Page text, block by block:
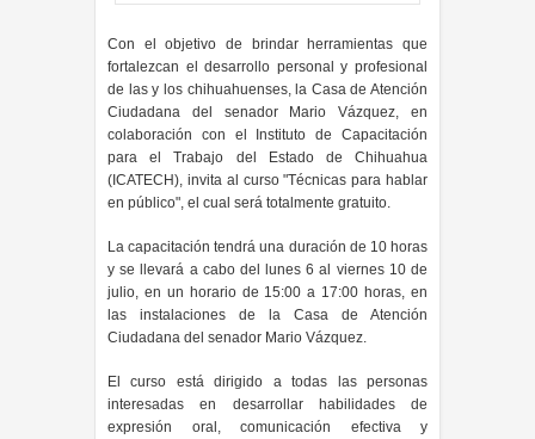
Con el objetivo de brindar herramientas que
fortalezcan el desarrollo personal y profesional
de las y los chihuahuenses, la Casa de Atención
Ciudadana del senador Mario Vázquez, en
colaboración con el Instituto de Capacitación
para el Trabajo del Estado de Chihuahua
(ICATECH), invita al curso "Técnicas para hablar
en público", el cual será totalmente gratuito.
La capacitación tendrá una duración de 10 horas
y se llevará a cabo del lunes 6 al viernes 10 de
julio, en un horario de 15:00 a 17:00 horas, en
las instalaciones de la Casa de Atención
Ciudadana del senador Mario Vázquez.
El curso está dirigido a todas las personas
interesadas en desarrollar habilidades de
expresión oral, comunicación efectiva y